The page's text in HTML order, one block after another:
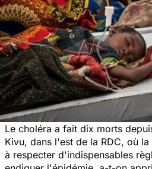
Le choléra a fait dix morts
Kivu, dans l'est de la RDC, où
à respecter d'indispensables